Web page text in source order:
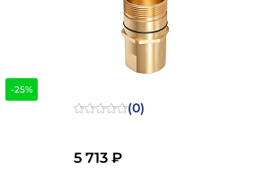
-25%
(0)
5 713 ₽